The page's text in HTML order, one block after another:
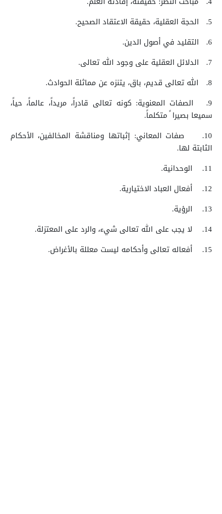
5.
الحجة العقلية، حقيقة الاعتقاد الصحيح.
6.
التقليد في أصول الدين.
7.
الدلائل العقلية على وجود الله تعالى.
8.
الله تعالى قديم، باق، يتنزه عن مماثلة الحوادث.
9.
الصفات المعنوية: كونه تعالى قادراً، مريداً، عالماً، حياً،
سميعا بصيرا ً متكلماً.
10.
صفات المعاني: إثباتها ومناقشة المخالفين، الأحكام
الثابتة لها.
11.
الوحدانية.
12.
أفعال العباد الاختيارية.
13.
الرؤية.
14.
لا يجب على الله تعالى شيء، والرد على المعتزلة.
15.
أفعاله تعالى وأحكامه ليست معللة بالأغراض.